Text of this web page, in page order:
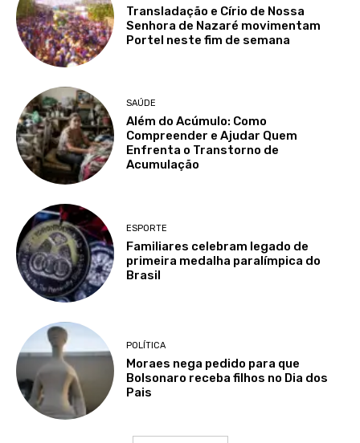
Transladação e Círio de Nossa
Senhora de Nazaré movimentam
Portel neste fim de semana
SAÚDE
Além do Acúmulo: Como
Compreender e Ajudar Quem
Enfrenta o Transtorno de
Acumulação
ESPORTE
Familiares celebram legado de
primeira medalha paralímpica do
Brasil
POLÍTICA
Moraes nega pedido para que
Bolsonaro receba filhos no Dia dos
Pais